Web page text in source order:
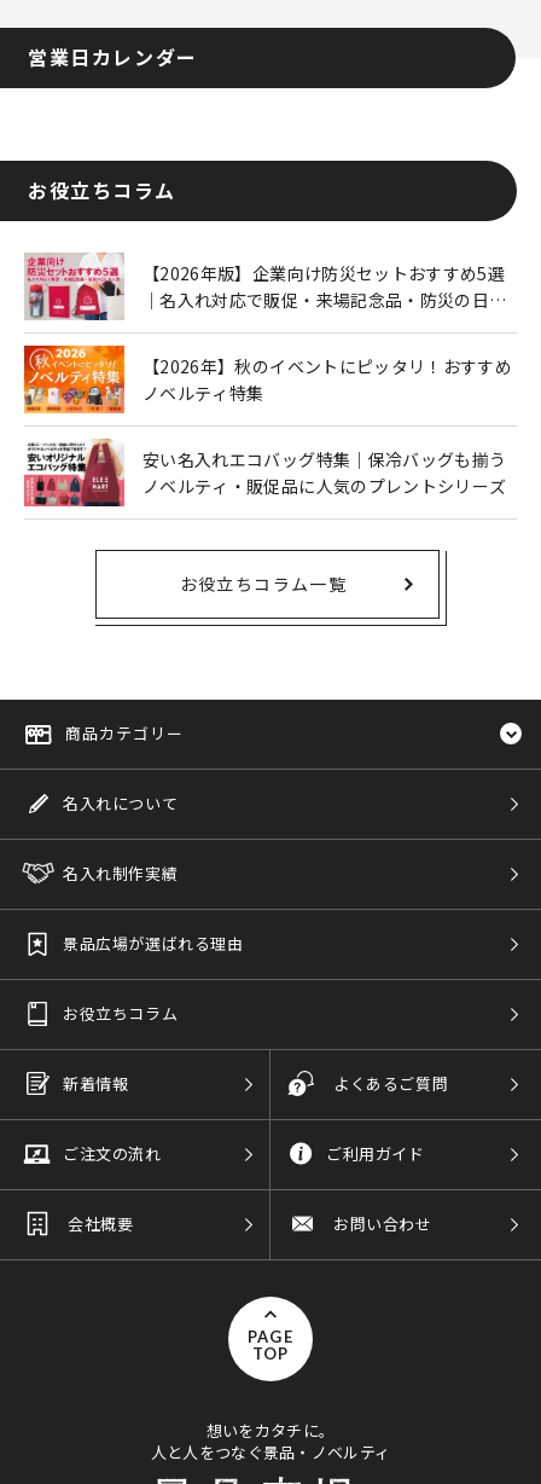
営業日カレンダー
お役立ちコラム
【2026年版】企業向け防災セットおすすめ5選
｜名入れ対応で販促・来場記念品・防災の日に
【2026年】秋のイベントにピッタリ！おすすめ
ノベルティ特集
安い名入れエコバッグ特集｜保冷バッグも揃う
ノベルティ・販促品に人気のプレントシリーズ
お役立ちコラム一覧
商品カテゴリー
名入れについて
名入れ制作実績
景品広場が選ばれる理由
お役立ちコラム
新着情報 よくあるご質問
ご注文の流れ ご利用ガイド
会社概要 お問い合わせ
PAGE
TOP
想いをカタチに。
人と人をつなぐ景品・ノベルティ